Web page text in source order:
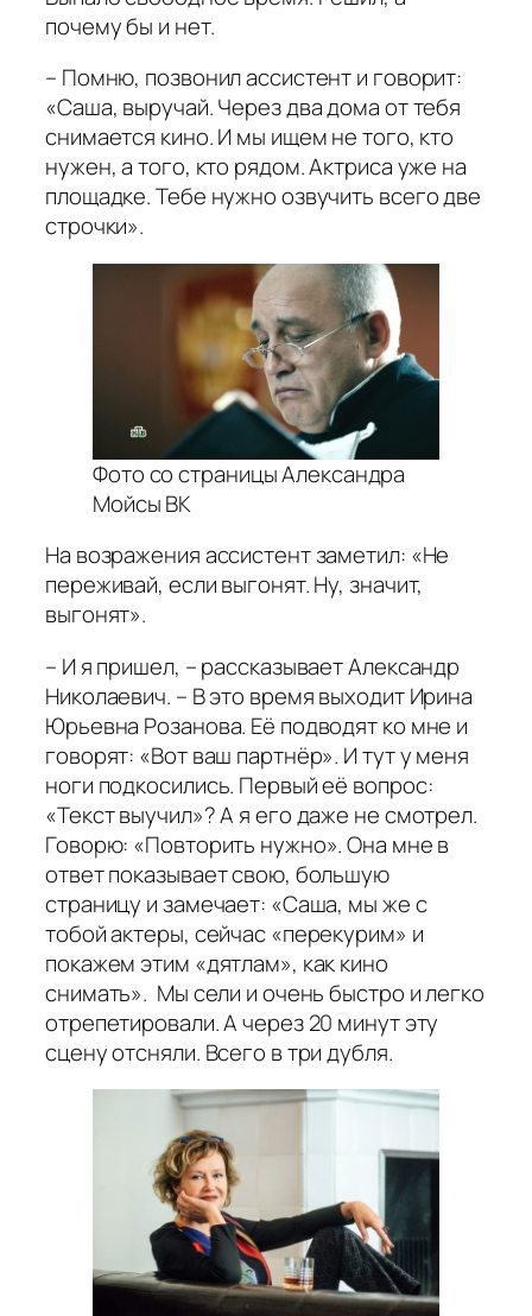
почему бы и нет.
– Помню, позвонил ассистент и говорит:
«Саша, выручай. Через два дома от тебя
снимается кино. И мы ищем не того, кто
нужен, а того, кто рядом. Актриса уже на
площадке. Тебе нужно озвучить всего две
строчки».
Фото со страницы Александра
Мойсы ВК
На возражения ассистент заметил: «Не
переживай, если выгонят. Ну, значит,
выгонят».
– И я пришел, – рассказывает Александр
Николаевич. – В это время выходит Ирина
Юрьевна Розанова. Её подводят ко мне и
говорят: «Вот ваш партнёр». И тут у меня
ноги подкосились. Первый её вопрос:
«Текст выучил»? А я его даже не смотрел.
Говорю: «Повторить нужно». Она мне в
ответ показывает свою, большую
страницу и замечает: «Саша, мы же с
тобой актеры, сейчас «перекурим» и
покажем этим «дятлам», как кино
снимать». Мы сели и очень быстро и легко
отрепетировали. А через 20 минут эту
сцену отсняли. Всего в три дубля.